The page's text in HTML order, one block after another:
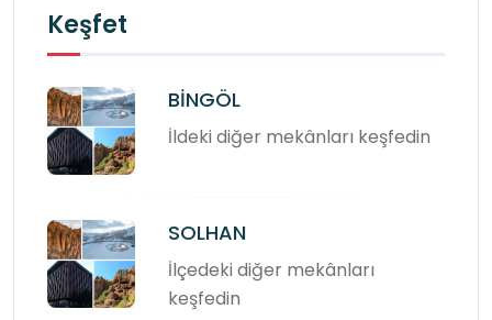
Keşfet
BİNGÖL
İldeki diğer mekânları keşfedin
SOLHAN
İlçedeki diğer mekânları
keşfedin